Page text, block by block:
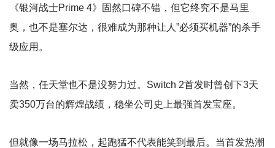
《银河战士Prime 4》固然口碑不错，但它终究不是马里
奥，也不是塞尔达，很难成为那种让人”必须买机器”的杀手
级应用。
当然，任天堂也不是没努力过。Switch 2首发时曾创下3天
卖350万台的辉煌战绩，稳坐公司史上最强首发宝座。
但就像一场马拉松，起跑猛不代表能笑到最后。当首发热潮